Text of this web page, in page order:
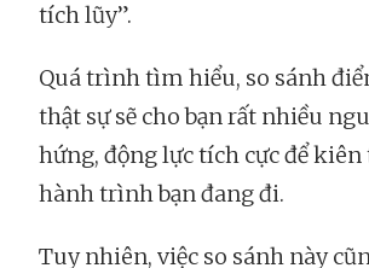
tích lũy”.
Quá trình tìm hiểu, so sánh
thật sự sẽ cho bạn rất nhiều
hứng, động lực tích cực để
hành trình bạn đang đi.
Tuy nhiên, việc so sánh này